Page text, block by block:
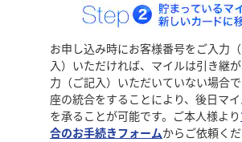
お申し込み時にお客様番号をご入力
入）いただければ、マイルは引き継
力（ご記入）いただいていない場合
座の統合をすることにより、後日マ
を承ることが可能です。ご本人様より
合のお手続きフォームからご依頼くだ